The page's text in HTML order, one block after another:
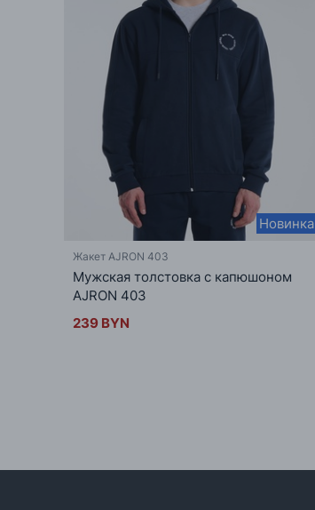
Новинка
Жакет AJRON 403
Мужская толстовка с капюшоном
AJRON 403
239 BYN